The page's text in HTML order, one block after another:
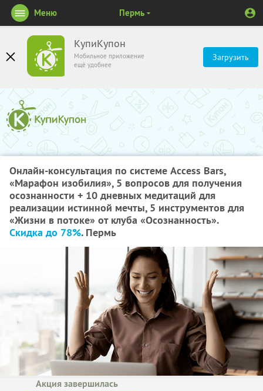
КупиКупон
Мобильное приложение
ещё удобнее
Загрузить
Меню Пермь
Онлайн-консультация по системе Access Bars,
«Марафон изобилия», 5 вопросов для получения
осознанности + 10 дневных медитаций для
реализации истинной мечты, 5 инструментов для
«Жизни в потоке» от клуба «Осознанность».
Скидка до 78%. Пермь
Акция завершилась